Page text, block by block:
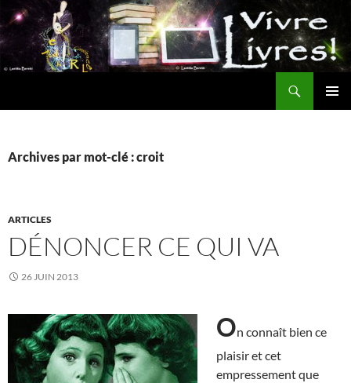
Aller
au
contenu
Archives par mot-clé : croit
ARTICLES
DÉNONCER CE QUI VA
26 JUIN 2013
On connaît bien ce
plaisir et cet
empressement que